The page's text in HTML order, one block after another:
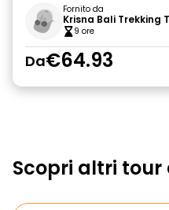
Fornito da
Krisna Bali Trekking
9 ore
Da€64.93
Scopri altri